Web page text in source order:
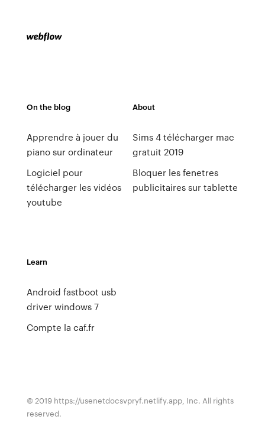
On the blog
Apprendre à jouer du
piano sur ordinateur
Logiciel pour
télécharger les vidéos
youtube
About
Sims 4 télécharger mac
gratuit 2019
Bloquer les fenetres
publicitaires sur tablette
Learn
Android fastboot usb
driver windows 7
Compte la caf.fr
© 2019 https://usenetdocsvpryf.netlify.app, Inc. All rights
reserved.